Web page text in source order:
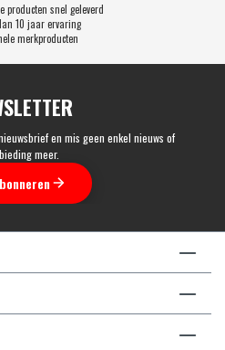
producten snel geleverd
10 jaar ervaring
merkproducten
en mis geen enkel nieuws of
meer.